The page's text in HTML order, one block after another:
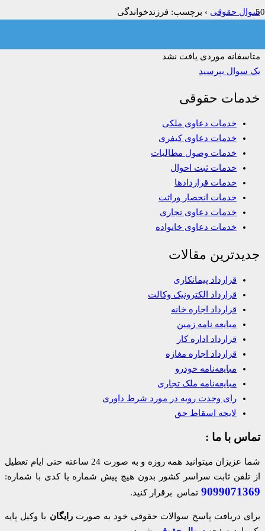
سوال حقوقی › برچسب: فرزندخواندگی
متاسفانه موردی یافت نشد
یک سوال بپرسید
خدمات حقوقی
خدمات دعاوی ملکی
خدمات دعاوی کیفری
خدمات وصول مطالبات
خدمات ثبت احوال
خدمات قراردادها
خدمات انحصار وراثت
خدمات دعاوی تجاری
خدمات دعاوی خانواده
جدیدترین مقالات
قرارداد پیمانکاری
قرارداد الکترونیک وکالت
قرارداد اجاره خانه
مبایعه نامه زمین
قرارداد اداره کار
قرارداد اجاره مغازه
مبایعه‌نامه خودرو
مبایعه‌نامه ملک تجاری
رای وحدت رویه در مورد شرط داوری
لایحه اسقاط حق
تماس با ما :
شما عزیزان میتوانید همه روزه و به صورت 24 ساعته حتی ایام تعطیل
از تلفن ثابت سراسر کشور بدون هیچ پیش شماره یا کدی با شماره:
9099071369 تماس برقرار کنید.
برای دریافت پاسخ سوالات حقوقی خود به صورت رایگان با وکیل پایه